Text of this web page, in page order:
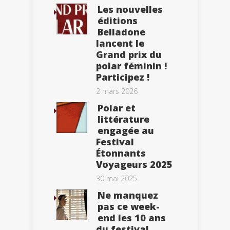
Les nouvelles
éditions
Belladone
lancent le
Grand prix du
polar féminin !
Participez !
2 mars 2026
Polar et
littérature
engagée au
Festival
Étonnants
Voyageurs 2025
30 mai 2025
Ne manquez
pas ce week-
end les 10 ans